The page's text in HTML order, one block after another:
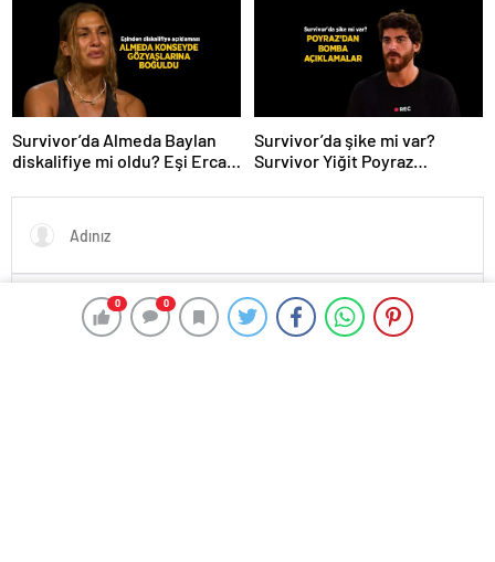
0 0
Survivor’da Almeda Baylan
diskalifiye mi oldu? Eşi Ercan
Survivor’da şike mi var?
Survivor Yiğit Poyraz
açıklamalarda bulundu